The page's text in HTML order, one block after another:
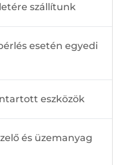
szállítunk
esetén egyedi
eszközök
és üzemanyag